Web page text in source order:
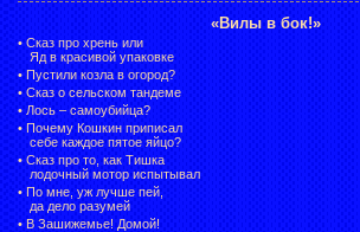
«Вилы в бок!»
• Сказ про хрень или
Яд в красивой упаковке
• Пустили козла в огород?
• Сказ о сельском тандеме
• Лось – самоубийца?
• Почему Кошкин приписал
себе каждое пятое яйцо?
• Сказ про то, как Тишка
лодочный мотор испытывал
• По мне, уж лучше пей,
да дело разумей
• В Зашижемье! Домой!